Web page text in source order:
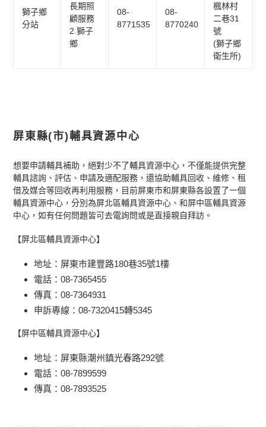
獅子鄉
分站
長期照
顧服務
2.獅子
鄉
08-
8771535
08-
8770240
楓林村
二巷31
號
(獅子鄉
衛生所)
屏東縣(市)輔具資源中心
想要申請輔具補助，絕對少不了輔具資源中心，不僅能提供完整
輔具諮詢、評估、申請及適配服務，還協助輔具回收、維修、租
借及媒合等回收再利用服務，目前屏東市和屏東縣各設置了一個
輔具資源中心，分別為屏北區輔具資源中心、和屏中區輔具資源
中心，如有任何問題皆可去電詢問或是直接親自拜訪。
【屏北區輔具資源中心】
地址：屏東市建豐路180巷35號1樓
電話：08-7365455
傳真：08-7364931
申訴專線：08-7320415轉5345
【屏中區輔具資源中心】
地址：屏東縣潮州鎮光春路292號
電話：08-7899599
傳真：08-7893525